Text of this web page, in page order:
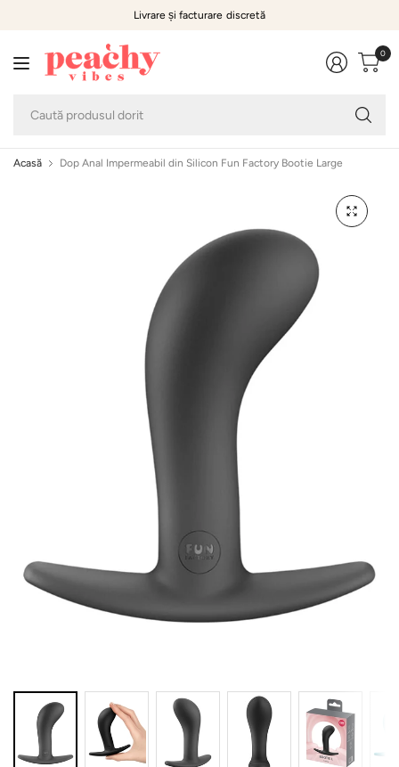
Livrare și facturare discretă
0
Acasă Dop Anal Impermeabil din Silicon Fun Factory Bootie Large